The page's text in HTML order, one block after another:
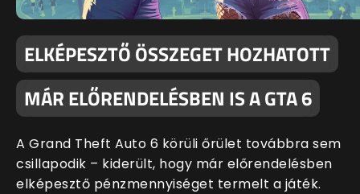
ELKÉPESZTŐ ÖSSZEGET HOZHATOTT
MÁR ELŐRENDELÉSBEN IS A GTA 6
A Grand Theft Auto 6 körüli őrület továbbra sem
csillapodik – kiderült, hogy már előrendelésben
elképesztő pénzmennyiséget termelt a játék.